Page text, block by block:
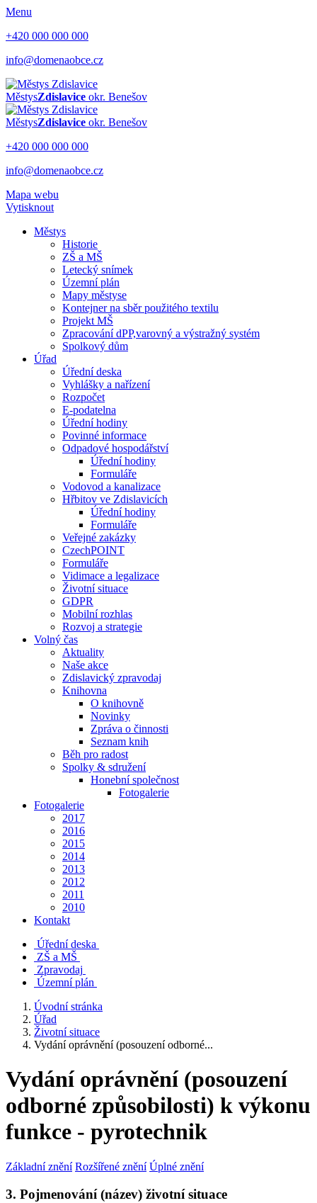
Menu
+420 000 000 000
info@domenaobce.cz
MěstysZdislavice okr. Benešov
MěstysZdislavice okr. Benešov
+420 000 000 000
info@domenaobce.cz
Mapa webu
Vytisknout
Městys
Historie
ZŠ a MŠ
Letecký snímek
Územní plán
Mapy městyse
Kontejner na sběr použitého textilu
Projekt MŠ
Zpracování dPP,varovný a výstražný systém
Spolkový dům
Úřad
Úřední deska
Vyhlášky a nařízení
Rozpočet
E-podatelna
Úřední hodiny
Povinné informace
Odpadové hospodářství
Úřední hodiny
Formuláře
Vodovod a kanalizace
Hřbitov ve Zdislavicích
Úřední hodiny
Formuláře
Veřejné zakázky
CzechPOINT
Formuláře
Vidimace a legalizace
Životní situace
GDPR
Mobilní rozhlas
Rozvoj a strategie
Volný čas
Aktuality
Naše akce
Zdislavický zpravodaj
Knihovna
O knihovně
Novinky
Zpráva o činnosti
Seznam knih
Běh pro radost
Spolky & sdružení
Honební společnost
Fotogalerie
Fotogalerie
2017
2016
2015
2014
2013
2012
2011
2010
Kontakt
Úřední deska
ZŠ a MŠ
Zpravodaj
Územní plán
Úvodní stránka
Úřad
Životní situace
Vydání oprávnění (posouzení odborné...
Vydání oprávnění (posouzení
odborné způsobilosti) k výkonu
funkce - pyrotechnik
Základní znění Rozšířené znění Úplné znění
3. Pojmenování (název) životní situace